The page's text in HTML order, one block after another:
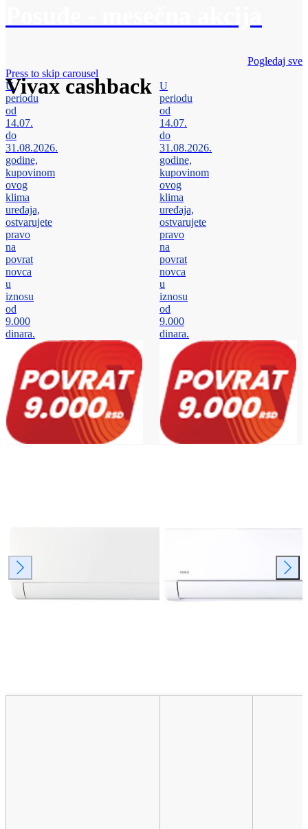
Vivax cashback
Pogledaj sve
Press to skip carousel
U
periodu
od
14.07.
do
31.08.2026.
godine,
kupovinom
ovog
klima
uređaja,
ostvarujete
pravo
na
povrat
novca
u
iznosu
od
9.000
dinara.
U
periodu
od
14.07.
do
31.08.2026.
godine,
kupovinom
ovog
klima
uređaja,
ostvarujete
pravo
na
povrat
novca
u
iznosu
od
9.000
dinara.